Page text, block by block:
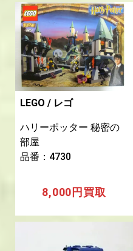
LEGO / レゴ
ハリーポッター 秘密の
部屋
品番：4730
8,000円買取